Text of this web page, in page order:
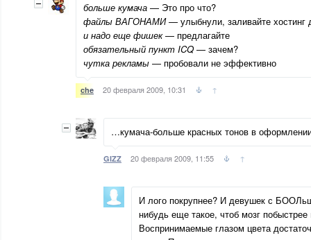
больше кумача — Это про что?
файлы ВАГОНАМИ— улыбнули, заливайте хостинг
и надо еще фишек— предлагайте
обязательный пункт ICQ — зачем?
чутка рекламы — пробовали не эффективно
che 20 февраля 2009, 10:31 ↑
…кумача-больше красных тонов в
GIZZ 20 февраля 2009, 11:55 ↑
И лого покрупнее? И девушек с
нибудь еще такое, чтоб мозг побыстрее
Воспринимаемые глазом цвета